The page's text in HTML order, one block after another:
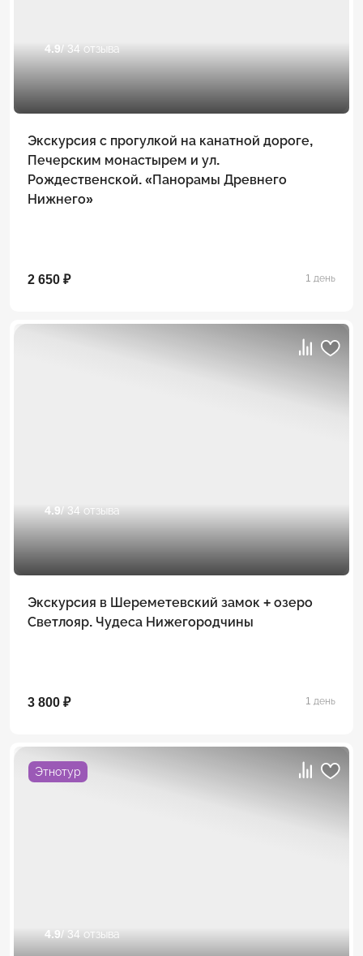
4.9 / 34 отзыва
Экскурсия с прогулкой на канатной дороге,
Печерским монастырем и ул.
Рождественской. «Панорамы Древнего
Нижнего»
2 650 ₽ 1 день
4.9/ 34 отзыва
Экскурсия в Шереметевский замок + озеро
Светлояр. Чудеса Нижегородчины
3 800 ₽ 1 день
Этнотур
4.9 / 34 отзыва